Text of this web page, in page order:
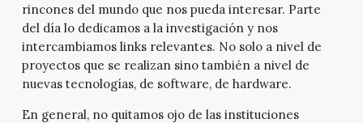
rincones del mundo que nos pueda interesar. Parte
del día lo dedicamos a la investigación y nos
intercambiamos links relevantes. No solo a nivel de
proyectos que se realizan sino también a nivel de
nuevas tecnologías, de software, de hardware.
En general, no quitamos ojo de las instituciones